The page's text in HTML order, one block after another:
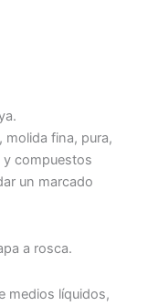
molida fina, pura,
y compuestos
un marcado
a rosca.
medios líquidos,